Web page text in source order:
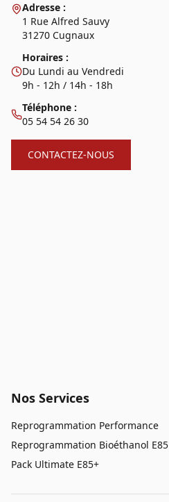
Adresse :
1 Rue Alfred Sauvy
31270 Cugnaux
Horaires :
Du Lundi au Vendredi
9h - 12h / 14h - 18h
Téléphone :
05 54 54 26 30
CONTACTEZ-NOUS
Nos Services
Reprogrammation Performance
Reprogrammation Bioéthanol E85
Pack Ultimate E85+